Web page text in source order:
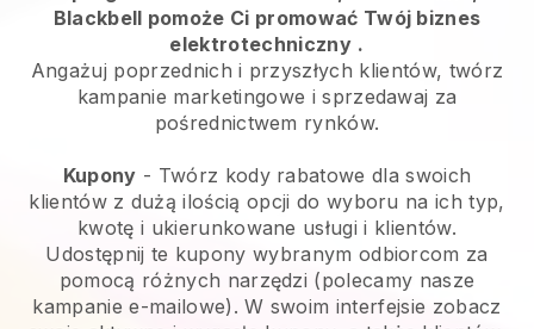
Blackbell pomoże Ci promować Twój biznes
elektrotechniczny .
Angażuj poprzednich i przyszłych klientów, twórz
kampanie marketingowe i sprzedawaj za
pośrednictwem rynków.
Kupony - Twórz kody rabatowe dla swoich
klientów z dużą ilością opcji do wyboru na ich typ,
kwotę i ukierunkowane usługi i klientów.
Udostępnij te kupony wybranym odbiorcom za
pomocą różnych narzędzi (polecamy nasze
kampanie e-mailowe). W swoim interfejsie zobacz